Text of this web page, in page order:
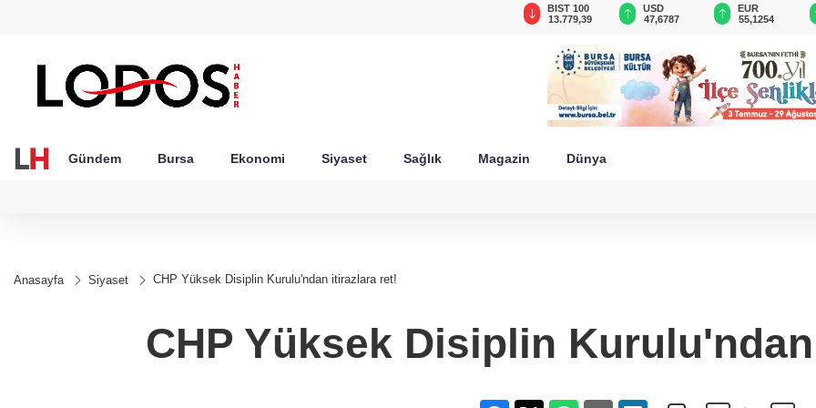
BIST 100
13.779,39
USD
47,6787
EUR
55,1254
Gündem Bursa Ekonomi Siyaset Sağlık Magazin Dünya
Anasayfa Siyaset CHP Yüksek Disiplin Kurulu'ndan itirazlara ret!
CHP Yüksek Disiplin